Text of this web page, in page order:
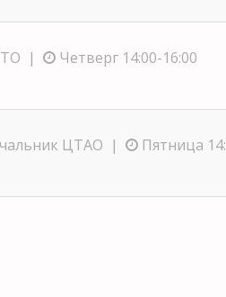
ТО | Четверг 14:00-16:00
ЦТАО | Пятница